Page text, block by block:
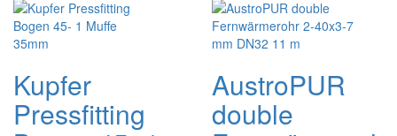
Kupfer
Pressfitting
AustroPUR
double